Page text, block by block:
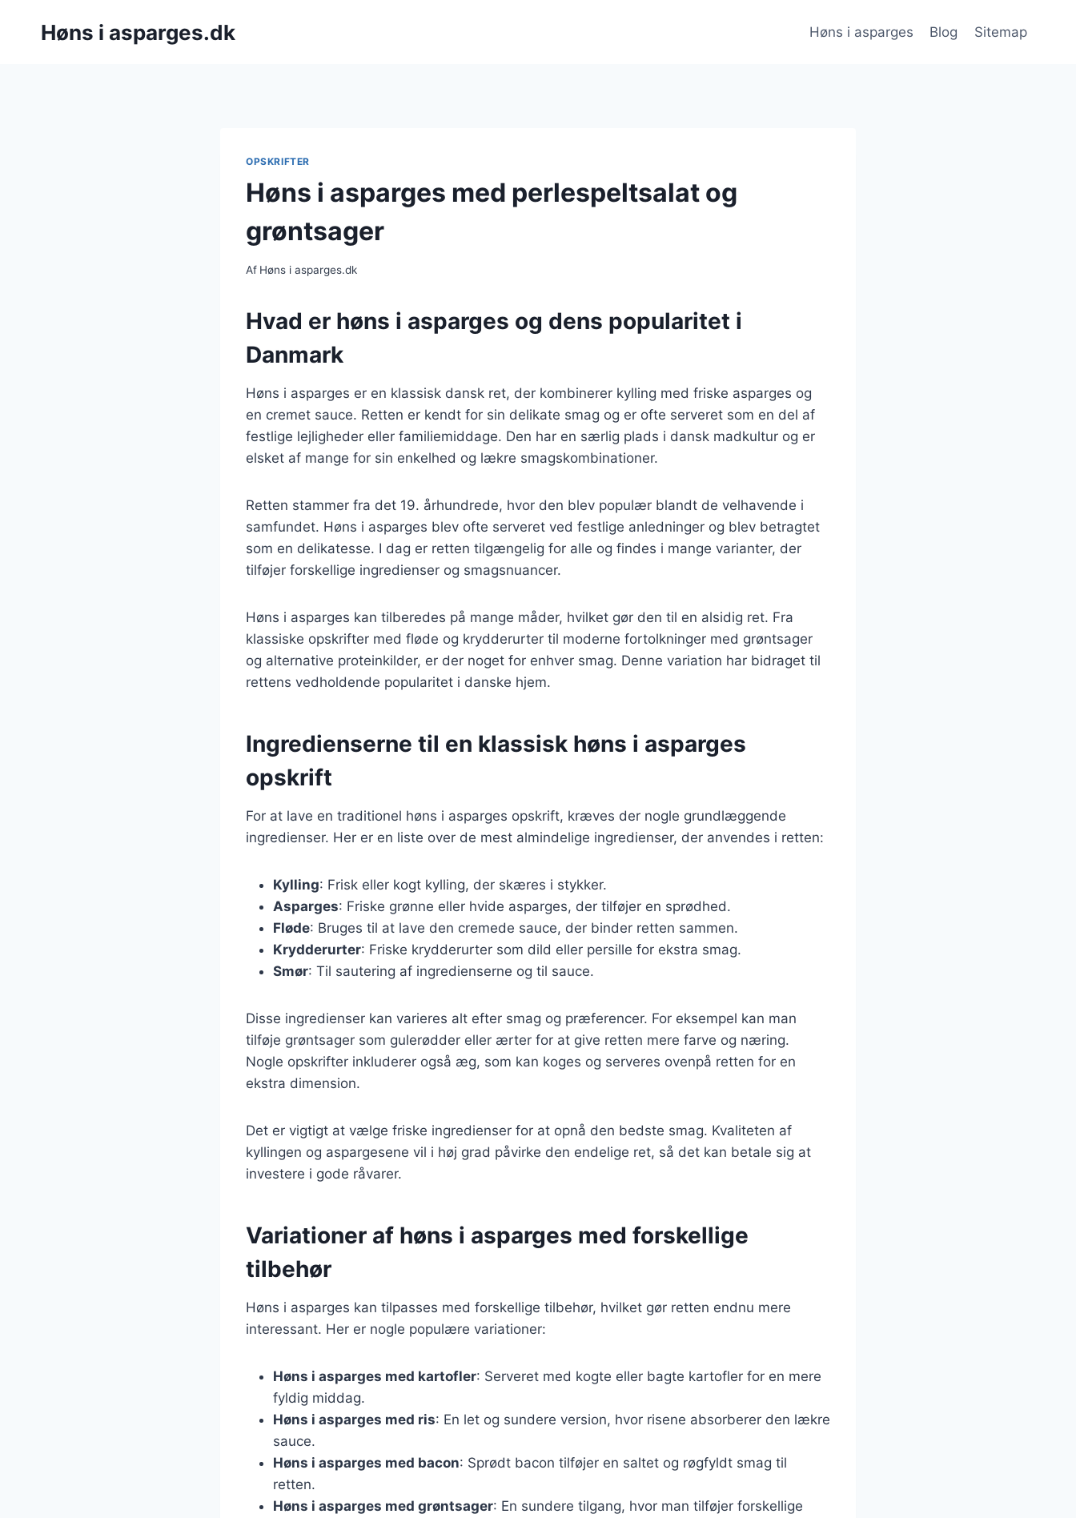
Høns i asparges.dk Høns i asparges Blog Sitemap
OPSKRIFTER
Høns i asparges med perlespeltsalat og
grøntsager
Af Høns i asparges.dk
Hvad er høns i asparges og dens popularitet i
Danmark
Høns i asparges er en klassisk dansk ret, der kombinerer kylling med friske asparges og
en cremet sauce. Retten er kendt for sin delikate smag og er ofte serveret som en del af
festlige lejligheder eller familiemiddage. Den har en særlig plads i dansk madkultur og er
elsket af mange for sin enkelhed og lækre smagskombinationer.
Retten stammer fra det 19. århundrede, hvor den blev populær blandt de velhavende i
samfundet. Høns i asparges blev ofte serveret ved festlige anledninger og blev betragtet
som en delikatesse. I dag er retten tilgængelig for alle og findes i mange varianter, der
tilføjer forskellige ingredienser og smagsnuancer.
Høns i asparges kan tilberedes på mange måder, hvilket gør den til en alsidig ret. Fra
klassiske opskrifter med fløde og krydderurter til moderne fortolkninger med grøntsager
og alternative proteinkilder, er der noget for enhver smag. Denne variation har bidraget til
rettens vedholdende popularitet i danske hjem.
Ingredienserne til en klassisk høns i asparges
opskrift
For at lave en traditionel høns i asparges opskrift, kræves der nogle grundlæggende
ingredienser. Her er en liste over de mest almindelige ingredienser, der anvendes i retten:
Kylling: Frisk eller kogt kylling, der skæres i stykker.
Asparges: Friske grønne eller hvide asparges, der tilføjer en sprødhed.
Fløde: Bruges til at lave den cremede sauce, der binder retten sammen.
Krydderurter: Friske krydderurter som dild eller persille for ekstra smag.
Smør: Til sautering af ingredienserne og til sauce.
Disse ingredienser kan varieres alt efter smag og præferencer. For eksempel kan man
tilføje grøntsager som gulerødder eller ærter for at give retten mere farve og næring.
Nogle opskrifter inkluderer også æg, som kan koges og serveres ovenpå retten for en
ekstra dimension.
Det er vigtigt at vælge friske ingredienser for at opnå den bedste smag. Kvaliteten af
kyllingen og aspargesene vil i høj grad påvirke den endelige ret, så det kan betale sig at
investere i gode råvarer.
Variationer af høns i asparges med forskellige
tilbehør
Høns i asparges kan tilpasses med forskellige tilbehør, hvilket gør retten endnu mere
interessant. Her er nogle populære variationer:
Høns i asparges med kartofler: Serveret med kogte eller bagte kartofler for en mere
fyldig middag.
Høns i asparges med ris: En let og sundere version, hvor risene absorberer den lækre
sauce.
Høns i asparges med bacon: Sprødt bacon tilføjer en saltet og røgfyldt smag til
retten.
Høns i asparges med grøntsager: En sundere tilgang, hvor man tilføjer forskellige